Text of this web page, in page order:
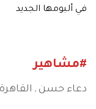
في ألبومها الجديد
#مشاهير
دعاء حسن ـ القاهرة